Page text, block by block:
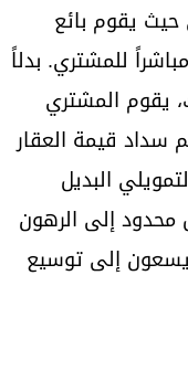
حيث يقوم بائع
للمشتري. بدلاً
يقوم المشتري
سداد قيمة العقار
البديل
محدود إلى الرهون
يسعون إلى توسيع